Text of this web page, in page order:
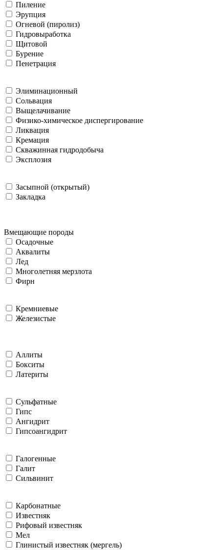
Пиление
Эрупция
Огневой (пиролиз)
Гидровыработка
Щитовой
Бурение
Пенетрация
Элиминационный
Сольвация
Выщелачивание
Физико-химическое диспергирование
Ликвация
Кремация
Скважинная гидродобыча
Эксплозия
Засыпной (открытый)
Закладка
Вмещающие породы
Осадочные
Аквалиты
Лед
Многолетняя мерзлота
Фирн
Кремниевые
Железистые
Аллиты
Бокситы
Латериты
Сульфатные
Гипс
Ангидрит
Гипсоангидрит
Галогенные
Галит
Сильвинит
Карбонатные
Известняк
Рифовый известняк
Мел
Глинистый известняк (мергель)